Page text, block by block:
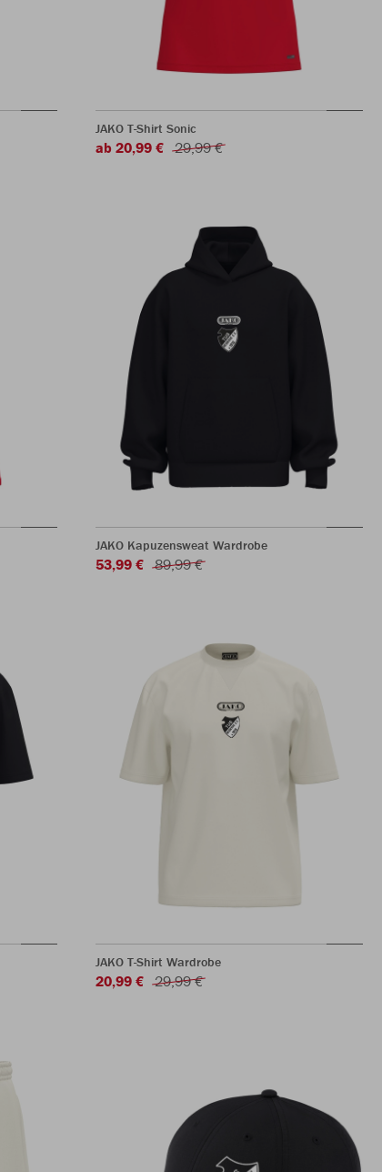
JAKO T-Shirt Sonic
ab 20,99 € 29,99 €
JAKO Kapuzensweat Wardrobe
53,99 € 89,99 €
JAKO T-Shirt Wardrobe
20,99 € 29,99 €